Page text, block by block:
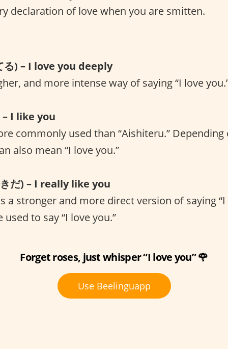
declaration of love when you are smitten.
) – I love you deeply
and more intense way of saying “I love
– I like you
commonly used than “Aishiteru.”
also mean “I love you.”
だ) – I really like you
a stronger and more direct version of saying
to say “I love you.”
Forget roses, just whisper “I love you” 🌹
Use Beelinguapp